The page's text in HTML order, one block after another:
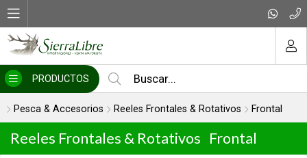
PRODUCTOS
Pesca & Accesorios Reeles Frontales & Rotativos Frontal
Reeles Frontales & Rotativos Frontal